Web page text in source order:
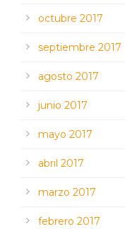
octubre 2017
septiembre 2017
agosto 2017
junio 2017
mayo 2017
abril 2017
marzo 2017
febrero 2017